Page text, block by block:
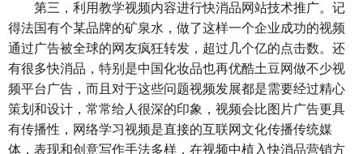
第三，利用教学视频内容进行快消品网站技术推广。记
得法国有个某品牌的矿泉水，做了这样一个企业成功的视频
通过广告被全球的网友疯狂转发，超过几个亿的点击数。还
有很多快消品，特别是中国化妆品也再优酷土豆网做不少视
频平台广告，而且对于这些问题视频发展都是需要经过精心
策划和设计，常常给人很深的印象，视频会比图片广告更具
有传播性，网络学习视频是直接的互联网文化传播传统媒
体，表现和创意写作手法多样，在视频中植入快消品营销方